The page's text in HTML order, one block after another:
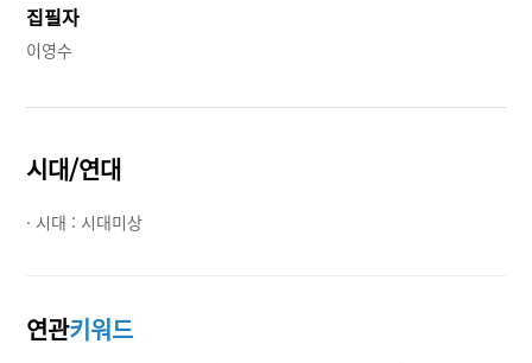
집필자
이영수
시대/연대
· 시대 : 시대미상
연관키워드